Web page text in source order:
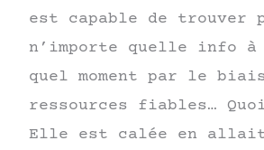
est capable de trouver
n’importe quelle info à
quel moment par le
ressources fiables…
Elle est calée en